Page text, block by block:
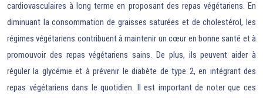
cardiovasculaires à long terme en proposant des repas végétariens. En
diminuant la consommation de graisses saturées et de cholestérol, les
régimes végétariens contribuent à maintenir un cœur en bonne santé et à
promouvoir des repas végétariens sains. De plus, ils peuvent aider à
réguler la glycémie et à prévenir le diabète de type 2, en intégrant des
repas végétariens dans le quotidien. Il est important de noter que ces